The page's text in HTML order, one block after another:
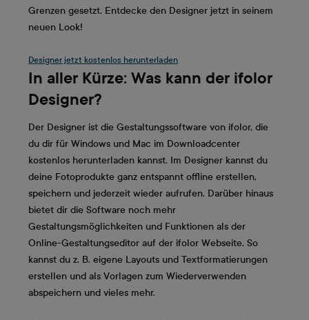
Grenzen gesetzt. Entdecke den Designer jetzt in seinem
neuen Look!
Designer jetzt kostenlos herunterladen
In aller Kürze: Was kann der ifolor
Designer?
Der Designer ist die Gestaltungssoftware von ifolor, die
du dir für Windows und Mac im Downloadcenter
kostenlos herunterladen kannst. Im Designer kannst du
deine Fotoprodukte ganz entspannt offline erstellen,
speichern und jederzeit wieder aufrufen. Darüber hinaus
bietet dir die Software noch mehr
Gestaltungsmöglichkeiten und Funktionen als der
Online-Gestaltungseditor auf der ifolor Webseite. So
kannst du z. B. eigene Layouts und Textformatierungen
erstellen und als Vorlagen zum Wiederverwenden
abspeichern und vieles mehr.